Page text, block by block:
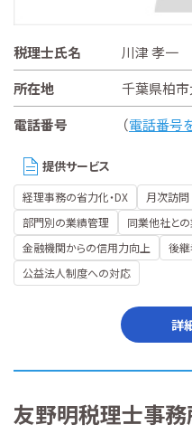
税理士氏名
川津 孝一
所在地
千葉県柏市
電話番号
（電話番号
提供サービス
経理事務の省力化・DX 月次訪問
部門別の業績管理
同業他社と
金融機関からの信用力向上
後
公益法人制度への対応
詳
友野明税理士事